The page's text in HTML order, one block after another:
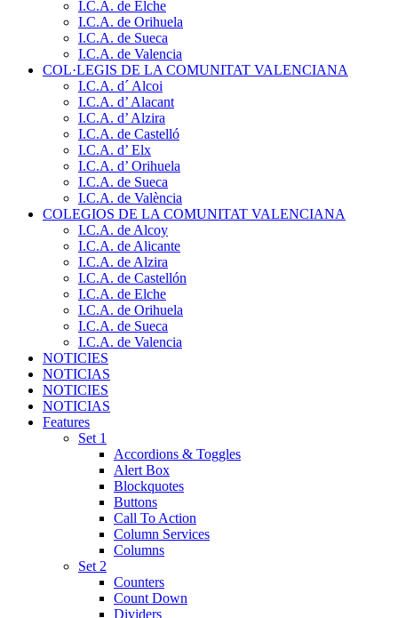
I.C.A. de Elche
I.C.A. de Orihuela
I.C.A. de Sueca
I.C.A. de Valencia
COL·LEGIS DE LA COMUNITAT VALENCIANA
I.C.A. d´ Alcoi
I.C.A. d’ Alacant
I.C.A. d’ Alzira
I.C.A. de Castelló
I.C.A. d’ Elx
I.C.A. d’ Orihuela
I.C.A. de Sueca
I.C.A. de València
COLEGIOS DE LA COMUNITAT VALENCIANA
I.C.A. de Alcoy
I.C.A. de Alicante
I.C.A. de Alzira
I.C.A. de Castellón
I.C.A. de Elche
I.C.A. de Orihuela
I.C.A. de Sueca
I.C.A. de Valencia
NOTICIES
NOTICIAS
NOTICIES
NOTICIAS
Features
Set 1
Accordions & Toggles
Alert Box
Blockquotes
Buttons
Call To Action
Column Services
Columns
Set 2
Counters
Count Down
Dividers